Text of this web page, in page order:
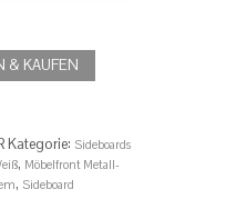
& KAUFEN
Kategorie: Sideboards
, Möbelfront Metall-
, Sideboard